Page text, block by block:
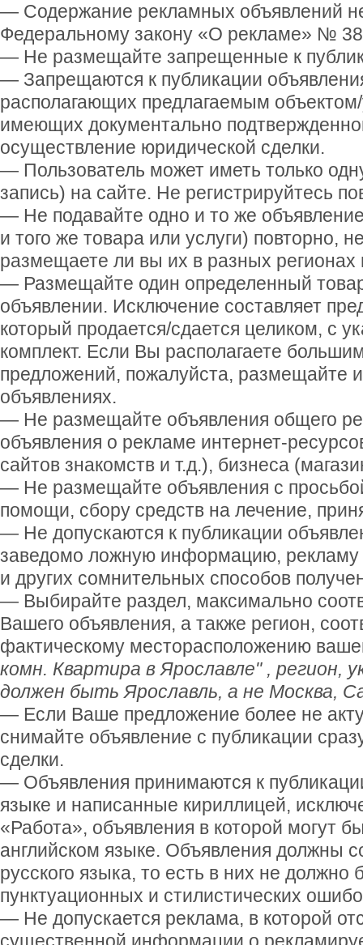
— Содержание рекламных объявлений
Федеральному закону «О рекламе» №
— Не размещайте запрещенные к
— Запрещаются к публикации
располагающих предлагаемым
имеющих документально
осуществление юридической сделки.
— Пользователь может иметь только
запись) на сайте. Не регистрируйтесь
— Не подавайте одно и то же
и того же товара или услуги) повторно,
размещаете ли вы их в разных регионах
— Размещайте один определенный
объявлении. Исключение составляет
который продается/сдается целиком, с
комплект. Если Вы располагаете
предложений, пожалуйста, размещайте
объявлениях.
— Не размещайте объявления общего
объявления о рекламе интернет-
сайтов знакомств и т.д.), бизнеса
— Не размещайте объявления с
помощи, сбору средств на лечение,
— Не допускаются к публикации
заведомо ложную информацию,
и других сомнительных способов
— Выбирайте раздел, максимально
Вашего объявления, а также регион,
фактическому месторасположению
комн. Квартира в Ярославле" , регион,
должен быть Ярославль, а не Москва,
— Если Ваше предложение более не
снимайте объявление с публикации
сделки.
— Объявления принимаются к
языке и написанные кириллицей,
«Работа», объявления в которой могут
английском языке. Объявления должны
русского языка, то есть в них не
пунктуационных и стилистических
— Не допускается реклама, в которой